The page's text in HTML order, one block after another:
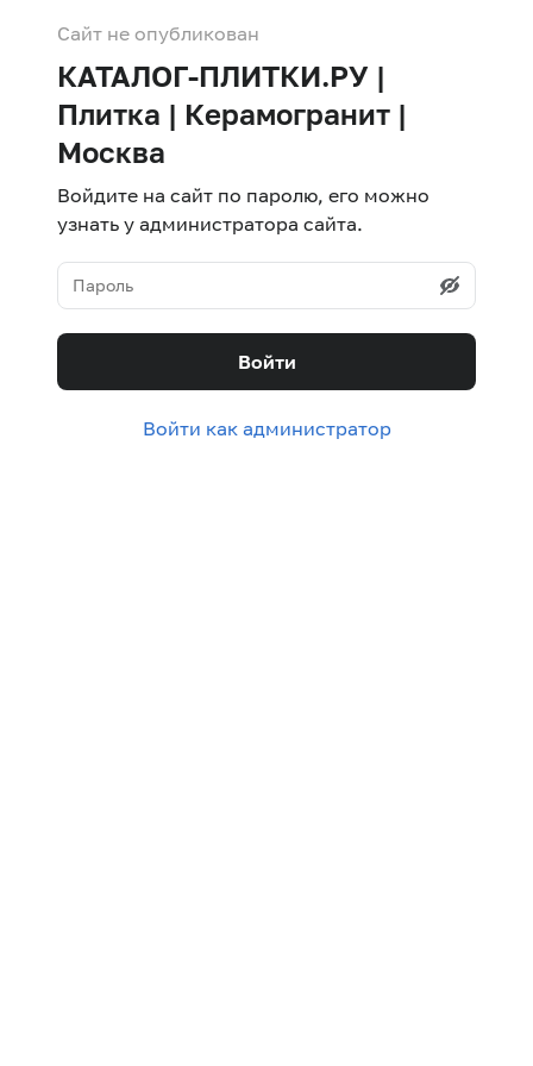
Сайт не опубликован
КАТАЛОГ-ПЛИТКИ.РУ |
Плитка | Керамогранит |
Москва
Войдите на сайт по паролю, его можно
узнать у администратора сайта.
Войти
Войти как администратор